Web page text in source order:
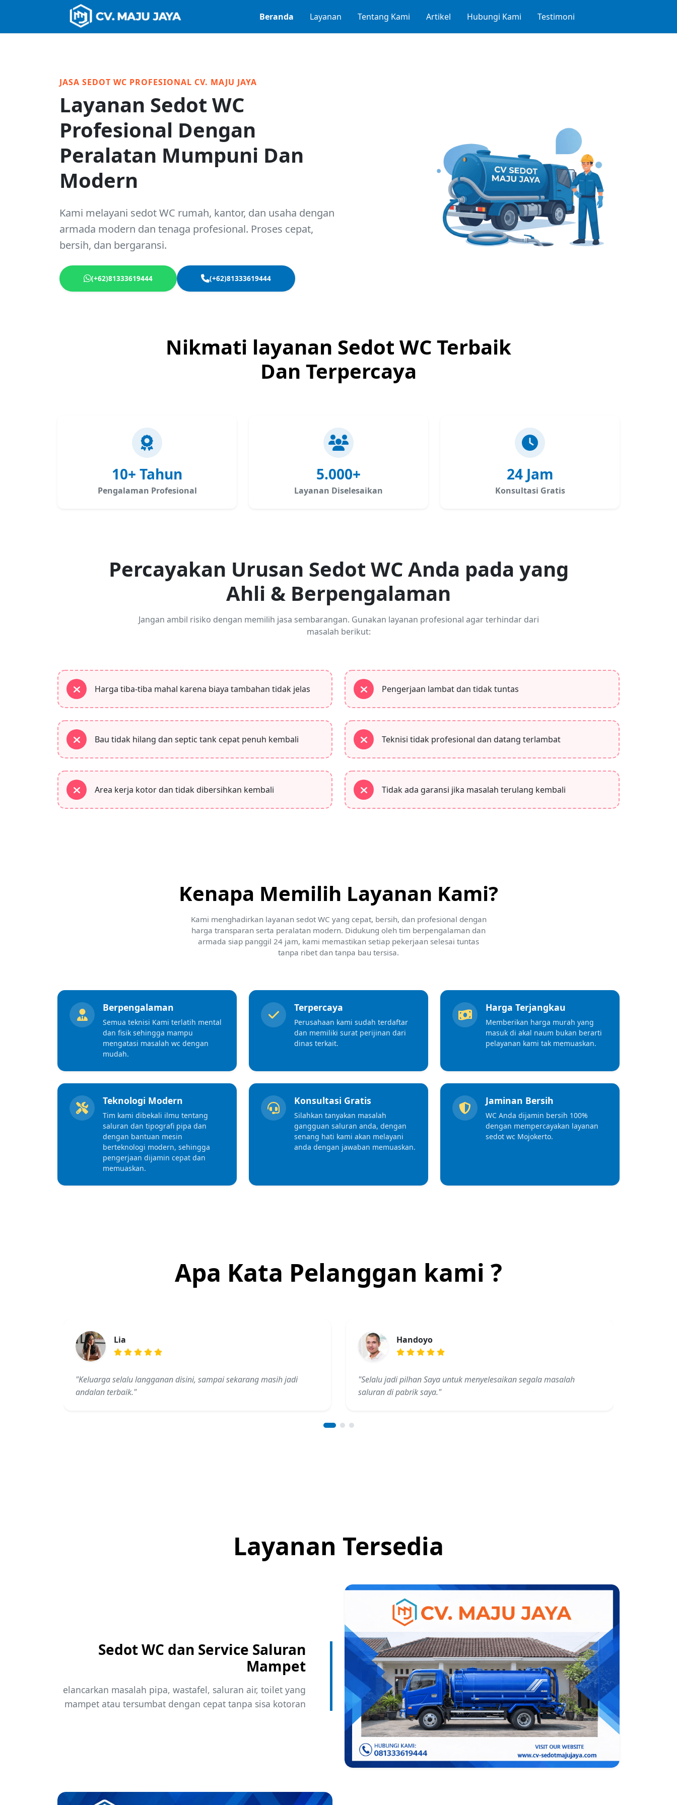
Beranda Layanan Tentang Kami Artikel Hubungi Kami Testimoni
JASA SEDOT WC PROFESIONAL CV. MAJU JAYA
Layanan Sedot WC
Profesional Dengan
Peralatan Mumpuni Dan
Modern
Kami melayani sedot WC rumah, kantor, dan usaha dengan
armada modern dan tenaga profesional. Proses cepat,
bersih, dan bergaransi.
(+62)81333619444 (+62)81333619444
Nikmati layanan Sedot WC Terbaik
Dan Terpercaya
10+ Tahun
Pengalaman Profesional
5.000+
Layanan Diselesaikan
24 Jam
Konsultasi Gratis
Percayakan Urusan Sedot WC Anda pada yang
Ahli & Berpengalaman
Jangan ambil risiko dengan memilih jasa sembarangan. Gunakan layanan profesional agar terhindar dari
masalah berikut:
Harga tiba-tiba mahal karena biaya tambahan tidak jelas Pengerjaan lambat dan tidak tuntas
Bau tidak hilang dan septic tank cepat penuh kembali Teknisi tidak profesional dan datang terlambat
Area kerja kotor dan tidak dibersihkan kembali Tidak ada garansi jika masalah terulang kembali
Kenapa Memilih Layanan Kami?
Kami menghadirkan layanan sedot WC yang cepat, bersih, dan profesional dengan
harga transparan serta peralatan modern. Didukung oleh tim berpengalaman dan
armada siap panggil 24 jam, kami memastikan setiap pekerjaan selesai tuntas
tanpa ribet dan tanpa bau tersisa.
Berpengalaman
Semua teknisi Kami terlatih mental
dan fisik sehingga mampu
mengatasi masalah wc dengan
mudah.
Terpercaya
Perusahaan kami sudah terdaftar
dan memiliki surat perijinan dari
dinas terkait.
Harga Terjangkau
Memberikan harga murah yang
masuk di akal naum bukan berarti
pelayanan kami tak memuaskan.
Teknologi Modern
Tim kami dibekali ilmu tentang
saluran dan tipografi pipa dan
dengan bantuan mesin
berteknologi modern, sehingga
pengerjaan dijamin cepat dan
memuaskan.
Konsultasi Gratis
Silahkan tanyakan masalah
gangguan saluran anda, dengan
senang hati kami akan melayani
anda dengan jawaban memuaskan.
Jaminan Bersih
WC Anda dijamin bersih 100%
dengan mempercayakan layanan
sedot wc Mojokerto.
Apa Kata Pelanggan kami ?
Lia
"Keluarga selalu langganan disini, sampai sekarang masih jadi
andalan terbaik."
Handoyo
"Selalu jadi pilhan Saya untuk menyelesaikan segala masalah
saluran di pabrik saya."
Layanan Tersedia
Sedot WC dan Service Saluran
Mampet
elancarkan masalah pipa, wastafel, saluran air, toilet yang
mampet atau tersumbat dengan cepat tanpa sisa kotoran